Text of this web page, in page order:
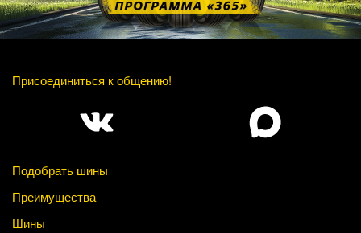
Присоединиться к общению!
Подобрать шины
Преимущества
Шины